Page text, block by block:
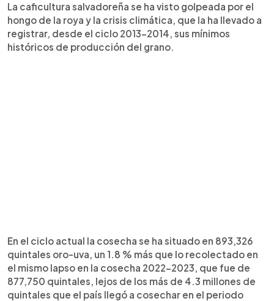
La caficultura salvadoreña se ha visto golpeada por el
hongo de la roya y la crisis climática, que la ha llevado a
registrar, desde el ciclo 2013-2014, sus mínimos
históricos de producción del grano.
En el ciclo actual la cosecha se ha situado en 893,326
quintales oro-uva, un 1.8 % más que lo recolectado en
el mismo lapso en la cosecha 2022-2023, que fue de
877,750 quintales, lejos de los más de 4.3 millones de
quintales que el país llegó a cosechar en el periodo